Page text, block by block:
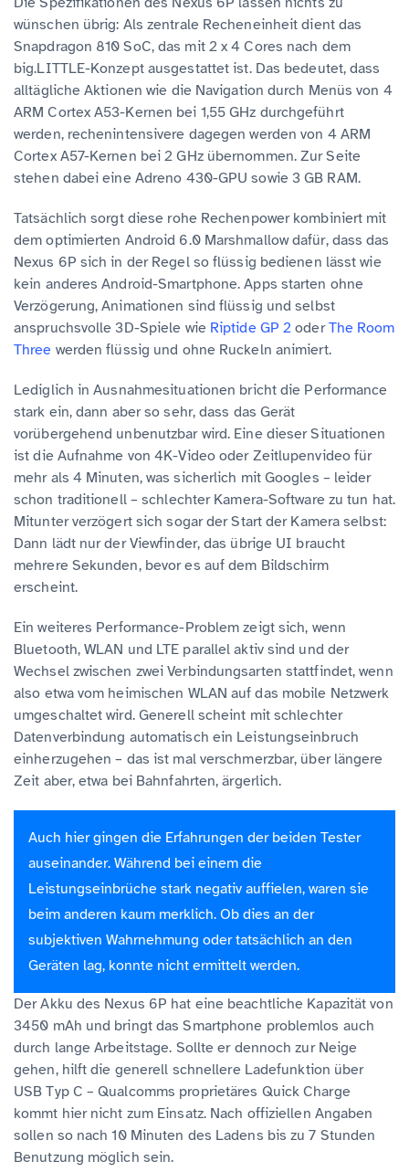
wünschen übrig: Als zentrale Recheneinheit dient das
Snapdragon 810 SoC, das mit 2 x 4 Cores nach dem
big.LITTLE-Konzept ausgestattet ist. Das bedeutet, dass
alltägliche Aktionen wie die Navigation durch Menüs von 4
ARM Cortex A53-Kernen bei 1,55 GHz durchgeführt
werden, rechenintensivere dagegen werden von 4 ARM
Cortex A57-Kernen bei 2 GHz übernommen. Zur Seite
stehen dabei eine Adreno 430-GPU sowie 3 GB RAM.
Tatsächlich sorgt diese rohe Rechenpower kombiniert mit
dem optimierten Android 6.0 Marshmallow dafür, dass das
Nexus 6P sich in der Regel so flüssig bedienen lässt wie
kein anderes Android-Smartphone. Apps starten ohne
Verzögerung, Animationen sind flüssig und selbst
anspruchsvolle 3D-Spiele wie Riptide GP 2 oderThe Room
Three werden flüssig und ohne Ruckeln animiert.
Lediglich in Ausnahmesituationen bricht die Performance
stark ein, dann aber so sehr, dass das Gerät
vorübergehend unbenutzbar wird. Eine dieser Situationen
ist die Aufnahme von 4K-Video oder Zeitlupenvideo für
mehr als 4 Minuten, was sicherlich mit Googles – leider
schon traditionell – schlechter Kamera-Software zu tun hat.
Mitunter verzögert sich sogar der Start der Kamera selbst:
Dann lädt nur der Viewfinder, das übrige UI braucht
mehrere Sekunden, bevor es auf dem Bildschirm
erscheint.
Ein weiteres Performance-Problem zeigt sich, wenn
Bluetooth, WLAN und LTE parallel aktiv sind und der
Wechsel zwischen zwei Verbindungsarten stattfindet, wenn
also etwa vom heimischen WLAN auf das mobile Netzwerk
umgeschaltet wird. Generell scheint mit schlechter
Datenverbindung automatisch ein Leistungseinbruch
einherzugehen – das ist mal verschmerzbar, über längere
Zeit aber, etwa bei Bahnfahrten, ärgerlich.
Auch hier gingen die Erfahrungen der beiden Tester
auseinander. Während bei einem die
Leistungseinbrüche stark negativ auffielen, waren sie
beim anderen kaum merklich. Ob dies an der
subjektiven Wahrnehmung oder tatsächlich an den
Geräten lag, konnte nicht ermittelt werden.
Der Akku des Nexus 6P hat eine beachtliche Kapazität von
3450 mAh und bringt das Smartphone problemlos auch
durch lange Arbeitstage. Sollte er dennoch zur Neige
gehen, hilft die generell schnellere Ladefunktion über
USB Typ C – Qualcomms proprietäres Quick Charge
kommt hier nicht zum Einsatz. Nach offiziellen Angaben
sollen so nach 10 Minuten des Ladens bis zu 7 Stunden
Benutzung möglich sein.